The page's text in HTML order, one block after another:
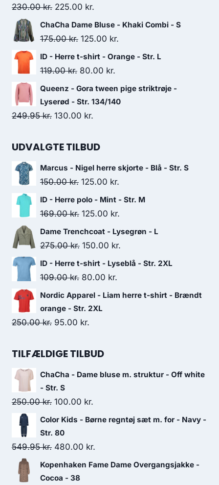
40.00 kr..25.00 kr..
230.00kr. Original
price
was:
225.00 kr.
price
is:
ChaCha Dame Bluse - Khaki Combi - S
175.00kr. Original
price
was:
125.00 kr.
price
ID - Herre t-shirt - Orange - Str. L
119.00kr. Original
price
was:
119.00 kr..
80.00 kr.
price
is:
Queenz - Gora tween pige striktrøje -
Lyserød - Str. 134/140
249.95kr. Original
was:
130.00 kr.
is:
UDVALGTE TILBUD
Marcus - Nigel herre skjorte - Blå - Str. S
150.00kr. Original
price
was:
125.00 kr.
price
ID - Herre polo - Mint - Str. M
169.00kr. Original
price
was:
125.00 kr.
price
125.00 kr..
Dame Trenchcoat - Lysegrøn - L
275.00kr. Original
price
was:
150.00 kr.
price
ID - Herre t-shirt - Lyseblå - Str. 2XL
109.00kr. Original
price
was:
109.00 kr..
80.00 kr.
price
Nordic Apparel - Liam herre t-shirt - Brændt
orange - Str. 2XL
250.00kr. Original
was:
95.00 kr.
is:
TILFÆLDIGE TILBUD
ChaCha - Dame bluse m. struktur - Off white
- Str. S
250.00kr. Original
price
was:
250.00 kr..
100.00 kr.
price
100.00 kr..
Color Kids - Børne regntøj sæt m. for - Navy -
Str. 80
549.95kr. Original
price
was:
480.00 kr.
price
Kopenhaken Fame Dame Overgangsjakke -
Cocoa - 38